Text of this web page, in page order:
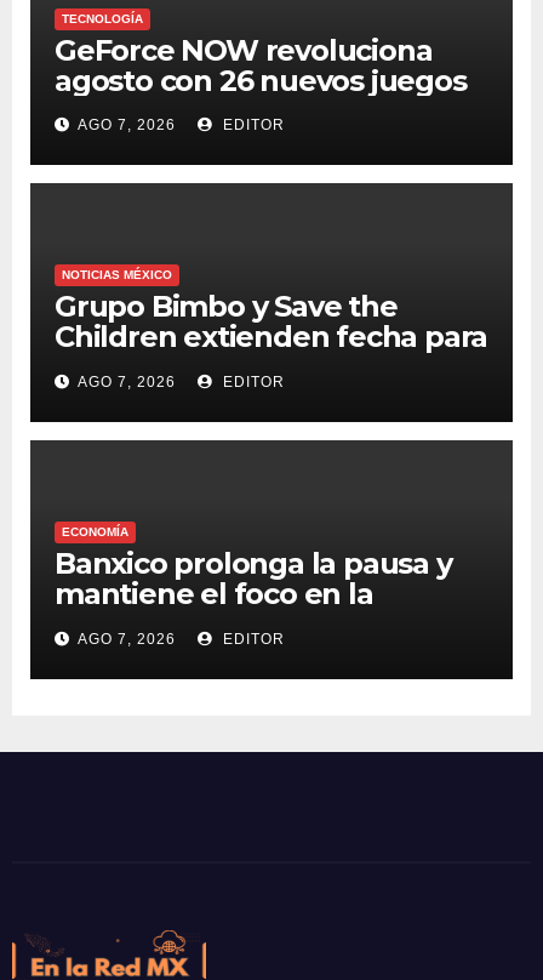
TECNOLOGÍA
GeForce NOW revoluciona
agosto con 26 nuevos juegos
AGO 7, 2026 EDITOR
NOTICIAS MÉXICO
Grupo Bimbo y Save the
Children extienden fecha para
apoyar a damnificados de
Venezuela
AGO 7, 2026 EDITOR
ECONOMÍA
Banxico prolonga la pausa y
mantiene el foco en la
inflación
AGO 7, 2026 EDITOR